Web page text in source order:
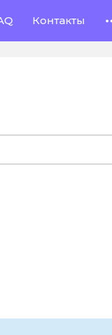
Контакты